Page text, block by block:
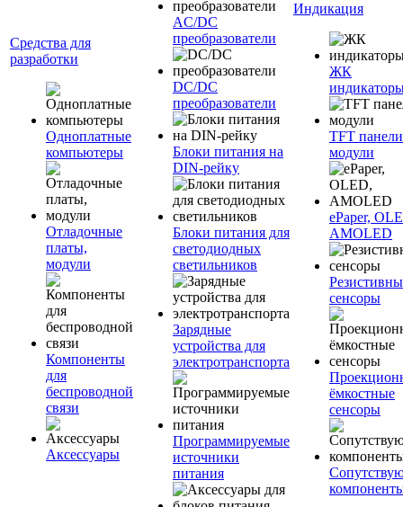
Средства для
разработки
Одноплатные
компьютеры
Отладочные
платы,
модули
Компоненты
для
беспроводной
связи
Аксессуары
AC/DC
преобразователи
DC/DC
преобразователи
Блоки питания на
DIN-рейку
Блоки питания для
светодиодных
светильников
Зарядные
устройства для
электротранспорта
Программируемые
источники
питания
Индикация
ЖК
TFT
модули
ePaper,
AMOLED
сенсоры
ёмкостные
сенсоры